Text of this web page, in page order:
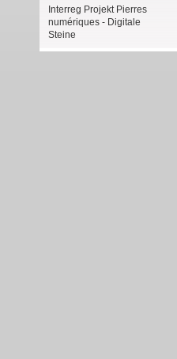
Interreg Projekt Pierres
numériques - Digitale
Steine